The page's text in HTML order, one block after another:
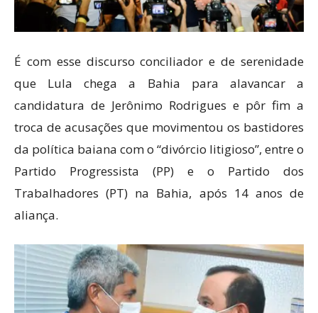
É com esse discurso conciliador e de serenidade
que Lula chega a Bahia para alavancar a
candidatura de Jerônimo Rodrigues e pôr fim a
troca de acusações que movimentou os bastidores
da política baiana com o “divórcio litigioso”, entre o
Partido Progressista (PP) e o Partido dos
Trabalhadores (PT) na Bahia, após 14 anos de
aliança.